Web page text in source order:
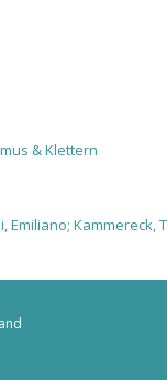
& Klettern
Emiliano; Kammereck,